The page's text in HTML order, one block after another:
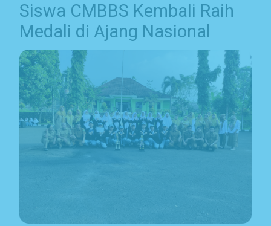
Siswa CMBBS Kembali Raih
Medali di Ajang Nasional